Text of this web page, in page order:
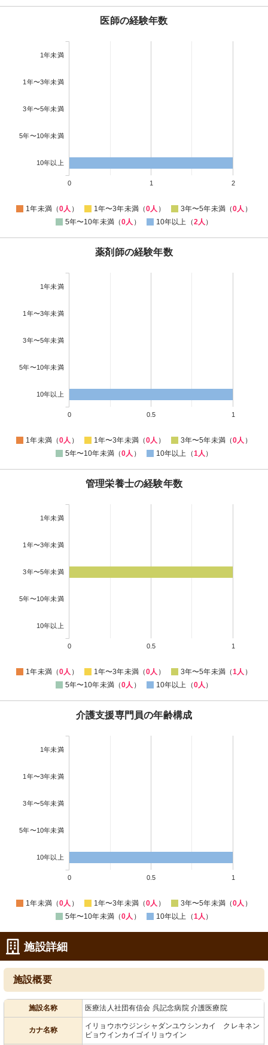
医師の経験年数
1年未満
1年〜3年未満
3年〜5年未満
5年〜10年未満
10年以上
0 1 2
1年未満（0人 ） 1年〜3年未満（0人 ） 3年〜5年未満（0人 ）
5年〜10年未満（0人 ） 10年以上（2人 ）
薬剤師の経験年数
1年未満
1年〜3年未満
3年〜5年未満
5年〜10年未満
10年以上
0 0.5 1
1年未満（0人 ） 1年〜3年未満（0人 ） 3年〜5年未満（0人 ）
5年〜10年未満（0人 ） 10年以上（1人 ）
管理栄養士の経験年数
1年未満
1年〜3年未満
3年〜5年未満
5年〜10年未満
10年以上
0 0.5 1
1年未満（0人 ） 1年〜3年未満（0人 ） 3年〜5年未満（1人 ）
5年〜10年未満（0人 ） 10年以上（0人 ）
介護支援専門員の年齢構成
1年未満
1年〜3年未満
3年〜5年未満
5年〜10年未満
10年以上
0 0.5 1
1年未満（0人 ） 1年〜3年未満（0人 ） 3年〜5年未満（0人 ）
5年〜10年未満（0人 ） 10年以上（1人 ）
施設詳細
施設概要
施設名称 医療法人社団有信会 呉記念病院 介護医療院
カナ名称
イリョウホウジンシャダンユウシンカイ クレキネン
ビョウインカイゴイリョウイン